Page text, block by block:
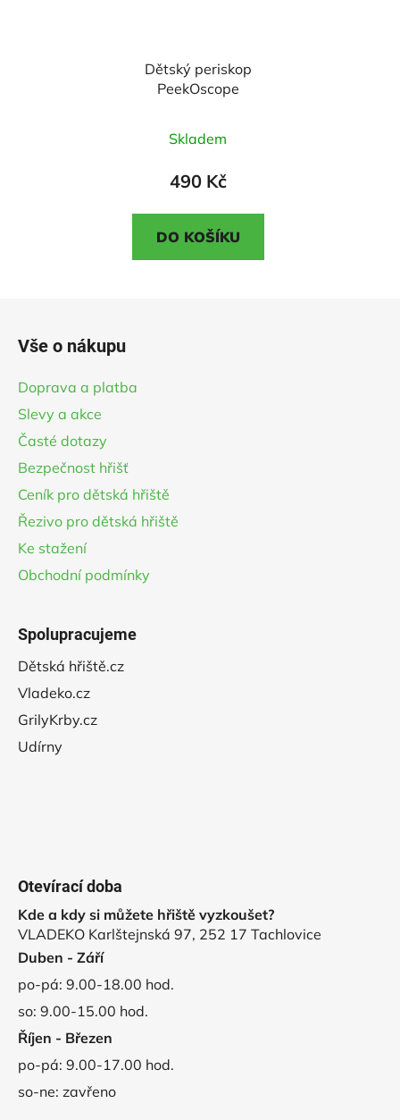
Dětský periskop
PeekOscope
hodnocení
produktu
3,5
z
Skladem
490 Kč
DO KOŠÍKU
Vše o nákupu
Doprava a platba
Slevy a akce
Časté dotazy
Bezpečnost hřišť
Ceník pro dětská hřiště
Řezivo pro dětská hřiště
Ke stažení
Obchodní podmínky
Spolupracujeme
Dětská hřiště.cz
Vladeko.cz
GrilyKrby.cz
Udírny
Otevírací doba
Kde a kdy si můžete hřiště vyzkoušet?
VLADEKO Karlštejnská 97, 252 17 Tachlovice
Duben - Září
po-pá: 9.00-18.00 hod.
so: 9.00-15.00 hod.
Říjen - Březen
po-pá: 9.00-17.00 hod.
so-ne: zavřeno